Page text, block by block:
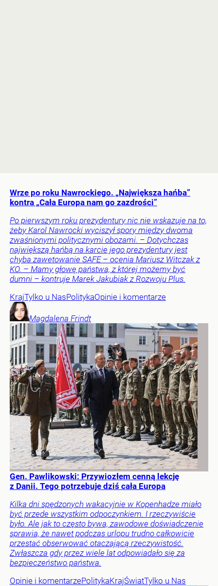
Wrze po roku Nawrockiego. „Największa hańba”
kontra „Cała Europa nam go zazdrości”
Po pierwszym roku prezydentury nic nie wskazuje na to,
żeby Karol Nawrocki wyciszył spory między dwoma
zwaśnionymi politycznymi obozami. – Dotychczas
największą hańbą na karcie jego prezydentury jest
chyba zawetowanie SAFE – ocenia Mariusz Witczak z
KO. – Mamy głowę państwa, z której możemy być
dumni – kontruje Marek Jakubiak z Rozwoju Plus.
KrajTylko u NasPolitykaOpinie i komentarze
Magdalena Frindt
Gen. Pawlikowski: Przywiozłem cenną lekcję
z Danii. Tego potrzebuje dziś cała Europa
Kilka dni spędzonych wakacyjnie w Kopenhadze miało
być przede wszystkim odpoczynkiem. I rzeczywiście
było. Ale jak to często bywa, zawodowe doświadczenie
sprawia, że nawet podczas urlopu trudno całkowicie
przestać obserwować otaczającą rzeczywistość.
Zwłaszcza gdy przez wiele lat odpowiadało się za
bezpieczeństwo państwa.
Opinie i komentarzePolitykaKrajŚwiatTylko u Nas